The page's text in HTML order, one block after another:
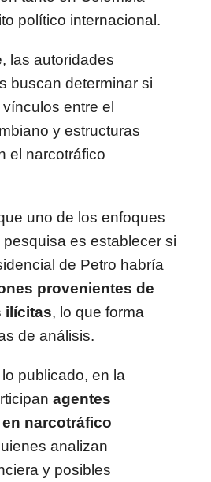
político internacional.
las autoridades
buscan determinar si
entre el
y estructuras
el narcotráfico
uno de los enfoques
es establecer si
de Petro habría
provenientes de
ilícitas, lo que forma
de análisis.
publicado, en la
agentes
narcotráfico
analizan
y posibles